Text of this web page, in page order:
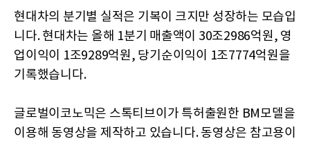
현대차의 분기별 실적은 기복이 크지만 성장하는 모습입
니다. 현대차는 올해 1분기 매출액이 30조2986억원, 영
업이익이 1조9289억원, 당기순이익이 1조7774억원을
기록했습니다.
글로벌이코노믹은 스톡티브이가 특허출원한 BM모델을
이용해 동영상을 제작하고 있습니다. 동영상은 참고용이